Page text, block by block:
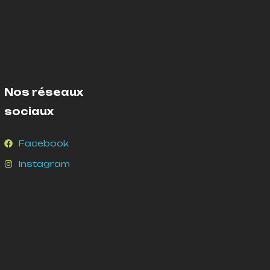
Nos réseaux
sociaux
Facebook
Instagram